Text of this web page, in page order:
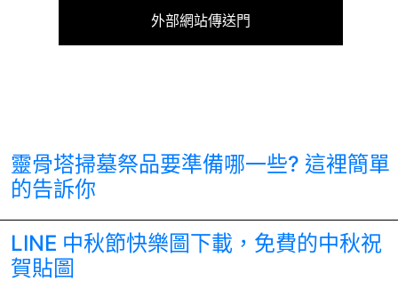
外部網站傳送門
靈骨塔掃墓祭品要準備哪一些? 這裡簡單
的告訴你
LINE 中秋節快樂圖下載，免費的中秋祝
賀貼圖